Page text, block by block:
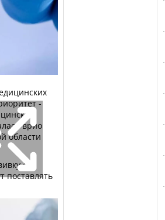
-
врио
области
от
поставлять